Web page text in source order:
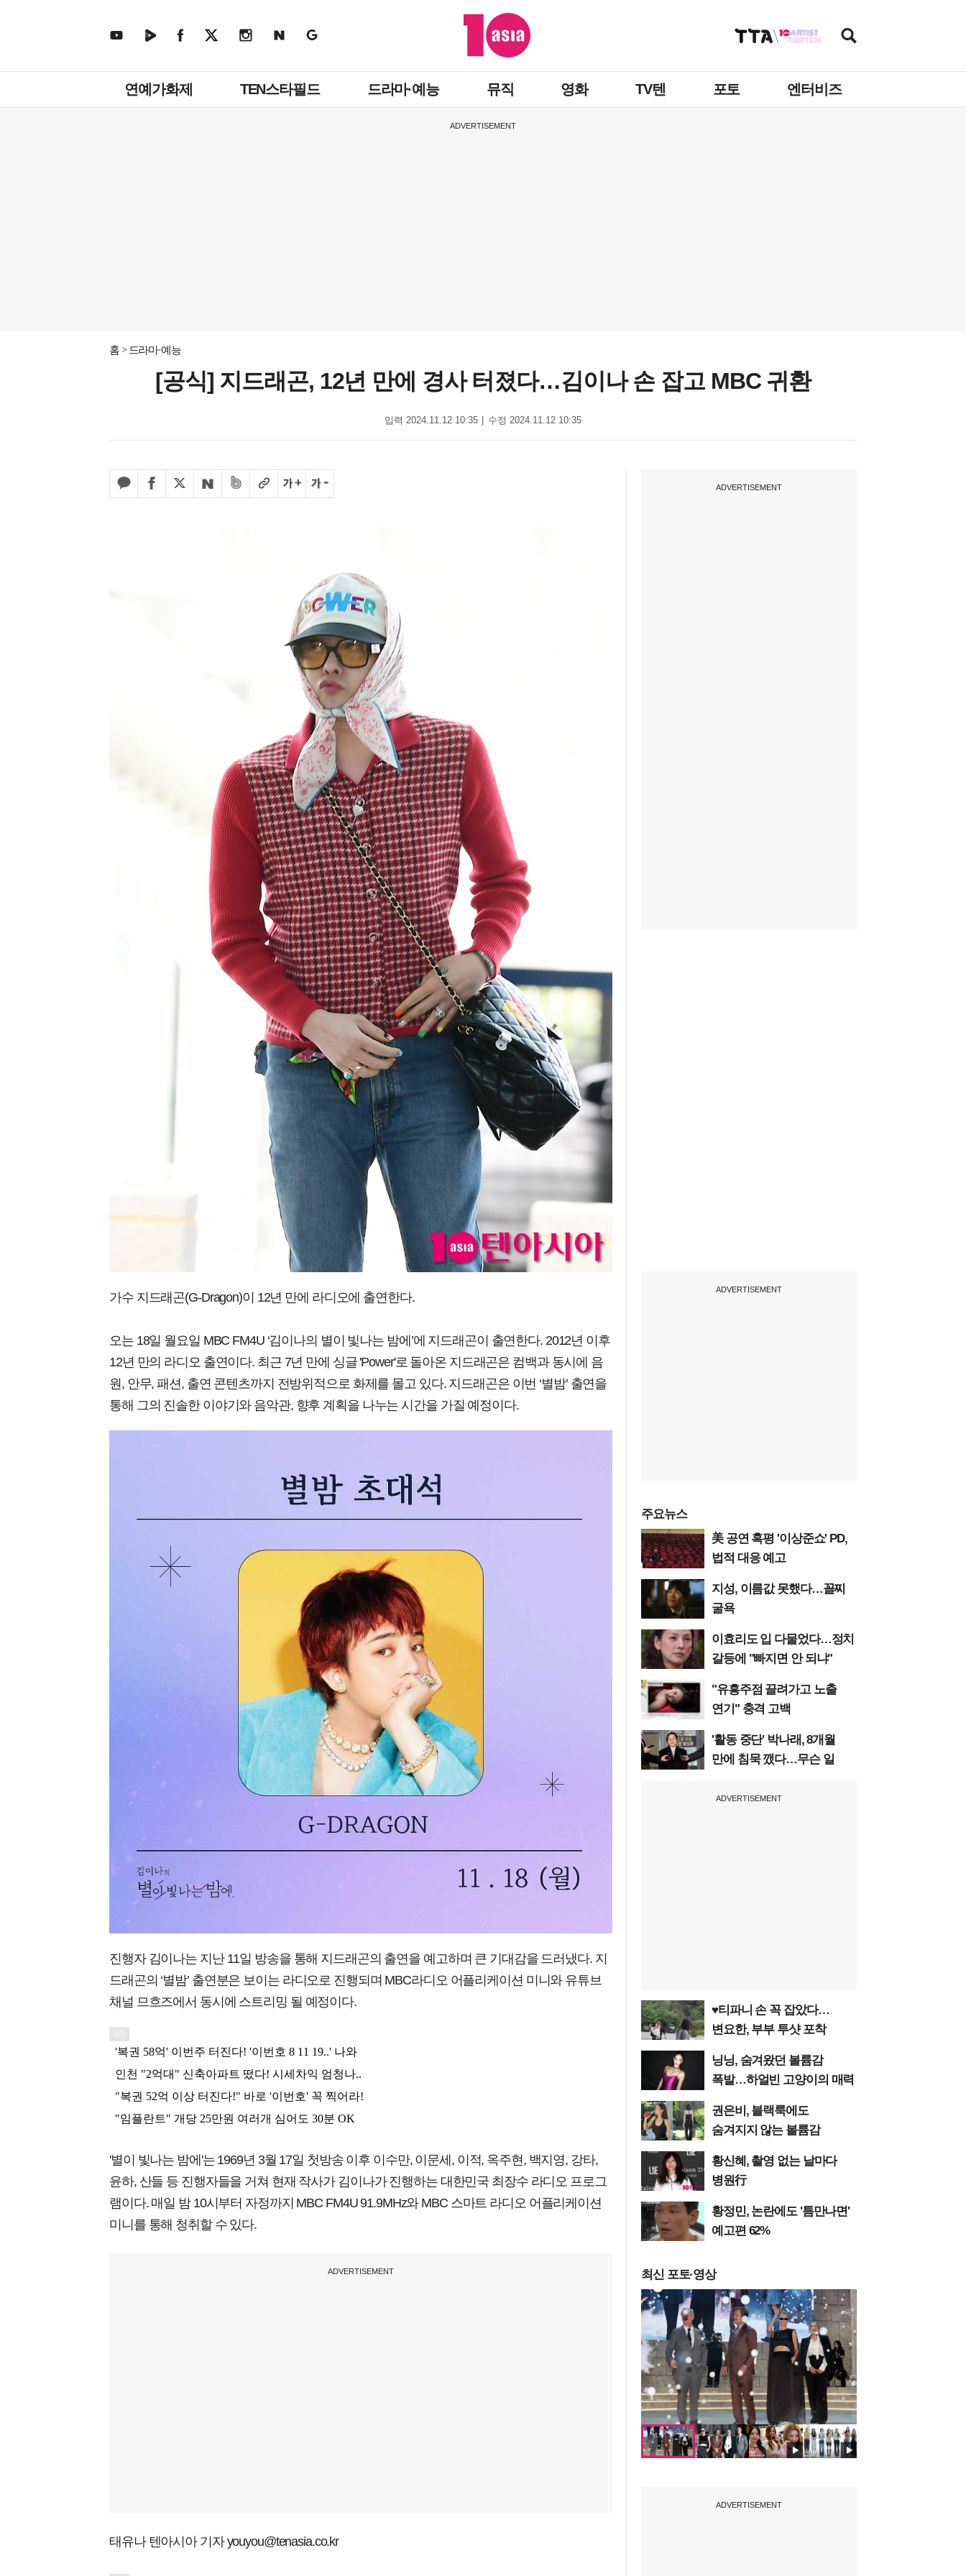
뉴
연예가화제 TEN스타필드 드라마·예능 뮤직 영화 TV텐 포토 엔터비즈
ADVERTISEMENT
홈 드라마·예능
[공식] 지드래곤, 12년 만에 경사 터졌다…김이나 손 잡고 MBC 귀환
입력 2024.11.12 10:35 수정 2024.11.12 10:35
가수 지드래곤(G-Dragon)이 12년 만에 라디오에 출연한다.
오는 18일 월요일 MBC FM4U ‘김이나의 별이 빛나는 밤에’에 지드래곤이 출연한다. 2012년 이후
12년 만의 라디오 출연이다. 최근 7년 만에 싱글 'Power'로 돌아온 지드래곤은 컴백과 동시에 음
원, 안무, 패션, 출연 콘텐츠까지 전방위적으로 화제를 몰고 있다. 지드래곤은 이번 ‘별밤’ 출연을
통해 그의 진솔한 이야기와 음악관, 향후 계획을 나누는 시간을 가질 예정이다.
진행자 김이나는 지난 11일 방송을 통해 지드래곤의 출연을 예고하며 큰 기대감을 드러냈다. 지
드래곤의 ‘별밤’ 출연분은 보이는 라디오로 진행되며 MBC라디오 어플리케이션 미니와 유튜브
채널 므흐즈에서 동시에 스트리밍 될 예정이다.
'별이 빛나는 밤에'는 1969년 3월 17일 첫방송 이후 이수만, 이문세, 이적, 옥주현, 백지영, 강타,
윤하, 산들 등 진행자들을 거쳐 현재 작사가 김이나가 진행하는 대한민국 최장수 라디오 프로그
램이다. 매일 밤 10시부터 자정까지 MBC FM4U 91.9MHz와 MBC 스마트 라디오 어플리케이션
미니를 통해 청취할 수 있다.
ADVERTISEMENT
태유나 텐아시아 기자 youyou@tenasia.co.kr
ADVERTISEMENT
ADVERTISEMENT
주요뉴스
美 공연 혹평 '이상준쇼' PD,
법적 대응 예고
지성, 이름값 못했다…꼴찌
굴욕
이효리도 입 다물었다…정치
갈등에 "빠지면 안 되냐"
"유흥주점 끌려가고 노출
연기" 충격 고백
'활동 중단' 박나래, 8개월
만에 침묵 깼다…무슨 일
ADVERTISEMENT
♥티파니 손 꼭 잡았다…
변요한, 부부 투샷 포착
닝닝, 숨겨왔던 볼륨감
폭발…하얼빈 고양이의 매력
권은비, 블랙룩에도
숨겨지지 않는 볼륨감
황신혜, 촬영 없는 날마다
병원行
황정민, 논란에도 '틈만나면'
예고편 62%
최신 포토·영상
ADVERTISEMENT